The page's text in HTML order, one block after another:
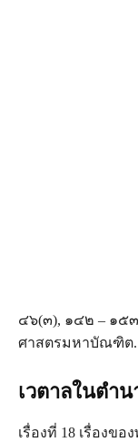
๔๖(๓), ๑๔๒ – ๑๕
ศาสตรมหาบัณฑิต.
เวตาลในตำ
เรื่องที่ 18 เรื่องข